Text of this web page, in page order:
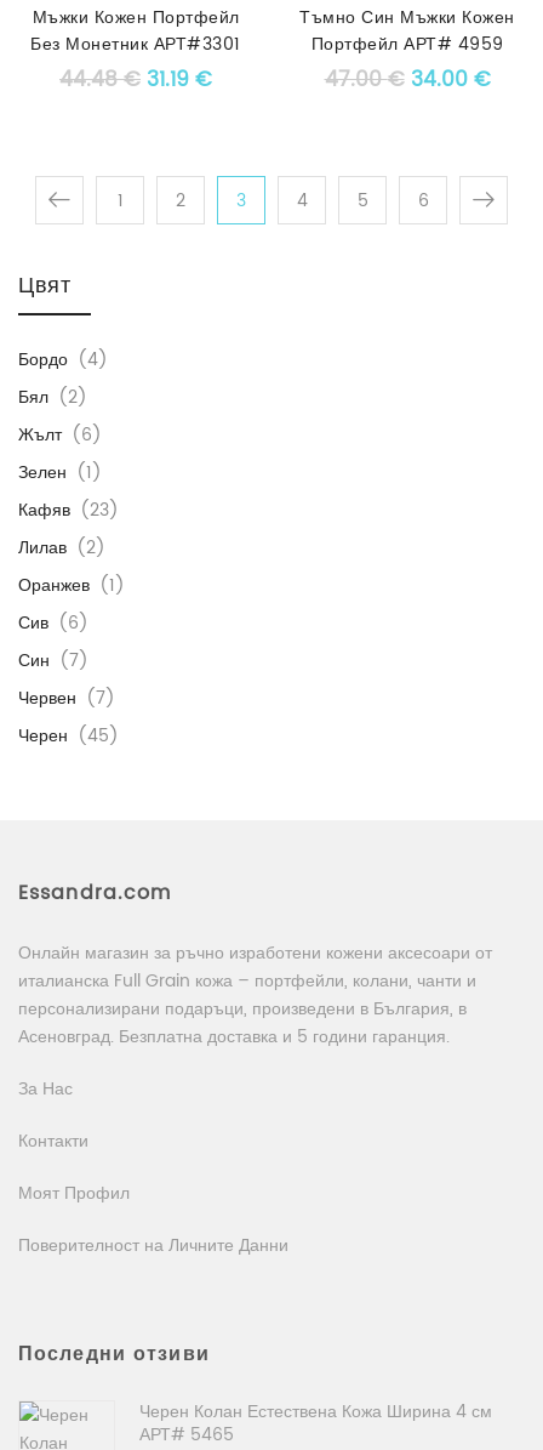
Мъжки Кожен Портфейл
Без Монетник АРТ#3301
44.48€ Original price was: 44.48 €.
31.19€Текущата цена е: 31.19 €.
Тъмно Син Мъжки Кожен
Портфейл АРТ# 4959
47.00€ Original
34.00€
1 2 3 4 5 6
Цвят
Бордо (4)
Бял (2)
Жълт (6)
Зелен (1)
Кафяв (23)
Лилав (2)
Оранжев (1)
Сив (6)
Син (7)
Червен (7)
Черен (45)
Essandra.com
Онлайн магазин за ръчно изработени кожени аксесоари от
италианска Full Grain кожа – портфейли, колани, чанти и
персонализирани подаръци, произведени в България, в
Асеновград. Безплатна доставка и 5 години гаранция.
За Нас
Контакти
Моят Профил
Поверителност на Личните Данни
Последни отзиви
Черен Колан Естествена Кожа Ширина 4 см
АРТ# 5465